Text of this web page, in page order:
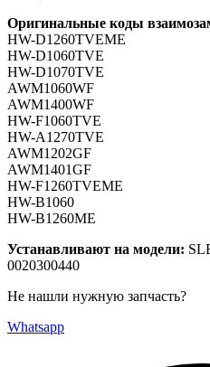
Оригинальные коды
HW-D1260TVEME
HW-D1060TVE
HW-D1070TVE
AWM1060WF
AWM1400WF
HW-F1060TVE
HW-A1270TVE
AWM1202GF
AWM1401GF
HW-F1260TVEME
HW-B1060
HW-B1260ME
Устанавливают на модели:
0020300440
Не нашли нужную запчасть?
Whatsapp